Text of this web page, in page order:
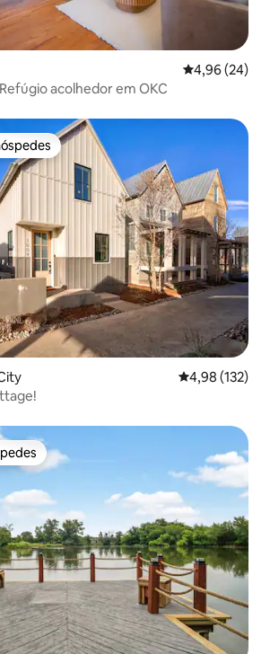
4,96 de uma
4,96 (24)
acolhedor em OKC
preferidos dos hóspedes
4,98 de uma
4,98 (132)